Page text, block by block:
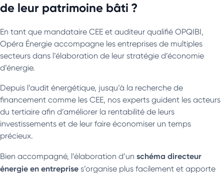
de leur patrimoine bâti ?
En tant que mandataire CEE et auditeur qualifié OPQIBI,
Opéra Énergie accompagne les entreprises de multiples
secteurs dans l’élaboration de leur stratégie d’économie
d’énergie.
Depuis l’audit énergétique, jusqu’à la recherche de
financement comme les CEE, nos experts guident les acteurs
du tertiaire afin d’améliorer la rentabilité de leurs
investissements et de leur faire économiser un temps
précieux.
Bien accompagné, l’élaboration d’un schéma directeur
énergie en entreprise s’organise plus facilement et apporte